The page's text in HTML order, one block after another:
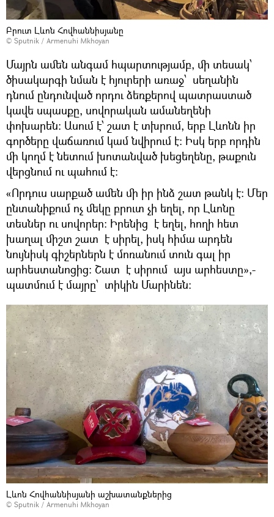
Բրուտ Լևոն Հովհաննիսյանը
© Sputnik / Armenuhi Mkhoyan
Մայրն ամեն անգամ հպարտությամբ, մի տեսակ՝
ծիսակարգի նման է հյուրերի առաջ՝ սեղանին
դնում ընդունված որդու ձեռքերով պատրաստած
կավե սպասքը, սովորական ամանեղենի
փոխարեն: Ասում է՝ շատ է տխրում, երբ Լևոնն իր
գործերը վաճառում կամ նվիրում է: Իսկ երբ որդին
մի կողմ է նետում խոտանված խեցեղենը, թաքուն
վերցնում ու պահում է:
«Որդուս սարքած ամեն մի իր ինձ շատ թանկ է: Մեր
ընտանիքում ոչ մեկը բրուտ չի եղել, որ Լևոնը
տեսներ ու սովորեր: Իրենից է եղել, հողի հետ
խաղալ միշտ շատ է սիրել, իսկ հիմա արդեն
նույնիսկ գիշերներն է մոռանում տուն գալ իր
արհեստանոցից: Շատ է սիրում այս արհեստը»,-
պատմում է մայրը՝ տիկին Մարինեն:
Լևոն Հովհաննիսյանի աշխատանքներից
© Sputnik / Armenuhi Mkhoyan